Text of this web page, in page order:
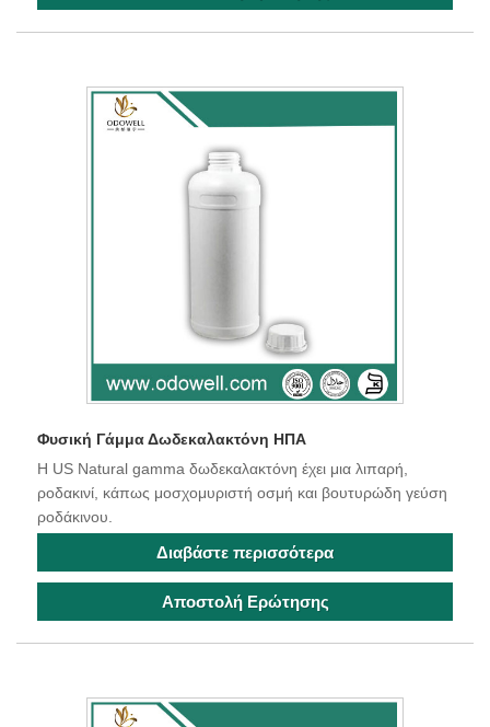
Φυσική Γάμμα Δωδεκαλακτόνη ΗΠΑ
Η US Natural gamma δωδεκαλακτόνη έχει μια λιπαρή,
ροδακινί, κάπως μοσχομυριστή οσμή και βουτυρώδη γεύση
ροδάκινου.
Διαβάστε περισσότερα
Αποστολή Ερώτησης